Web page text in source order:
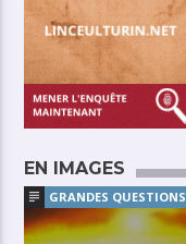
EN IMAGES
GRANDES QUESTIONS